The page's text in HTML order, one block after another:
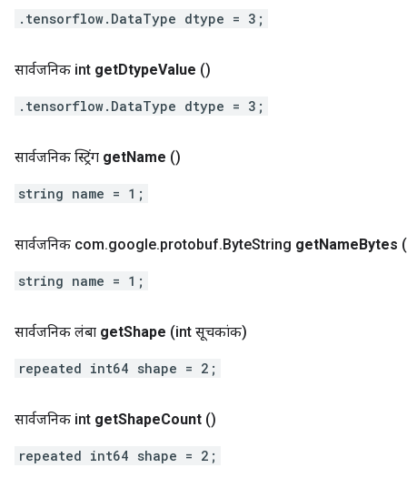
.tensorflow.DataType dtype = 3;
सार्वजनिक int getDtypeValue ()
.tensorflow.DataType dtype = 3;
सार्वजनिक स्ट्रिंग getName ()
string name = 1;
सार्वजनिक com.google.protobuf.ByteString getNameBytes
string name = 1;
सार्वजनिक लंबा getShape (int सूचकांक)
repeated int64 shape = 2;
सार्वजनिक int getShapeCount ()
repeated int64 shape = 2;